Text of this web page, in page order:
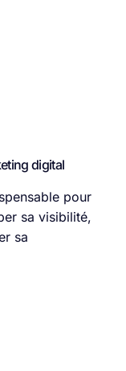
digital
pour
sa visibilité,
sa